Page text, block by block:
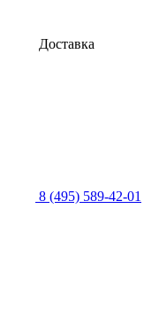
Доставка
8 (495) 589-42-01